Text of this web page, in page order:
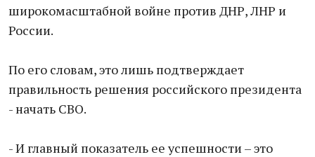
широкомасштабной войне против ДНР, ЛНР и
России.
По его словам, это лишь подтверждает
правильность решения российского президента
- начать СВО.
- И главный показатель ее успешности – это